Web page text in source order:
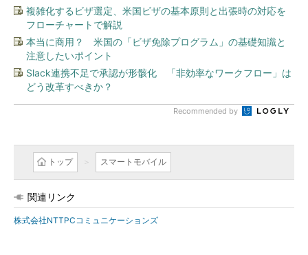
複雑化するビザ選定、米国ビザの基本原則と出張時の対応を
フローチャートで解説
本当に商用？ 米国の「ビザ免除プログラム」の基礎知識と
注意したいポイント
Slack連携不足で承認が形骸化 「非効率なワークフロー」は
どう改革すべきか？
Recommended by
トップ スマートモバイル
関連リンク
株式会社NTTPCコミュニケーションズ